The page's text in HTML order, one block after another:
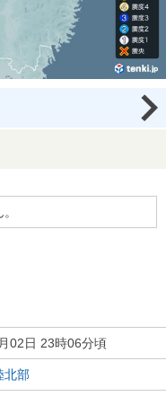
02日 23時06分頃
北部